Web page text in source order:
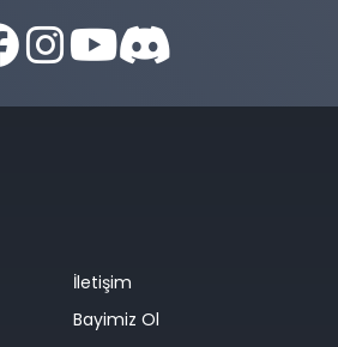
İletişim
Bayimiz Ol